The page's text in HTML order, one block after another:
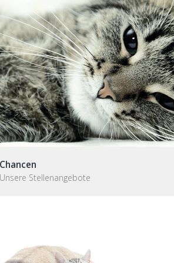
Chancen
Unsere Stellenangebote